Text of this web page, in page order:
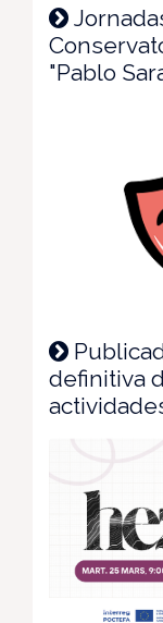
"Pablo
definitiva